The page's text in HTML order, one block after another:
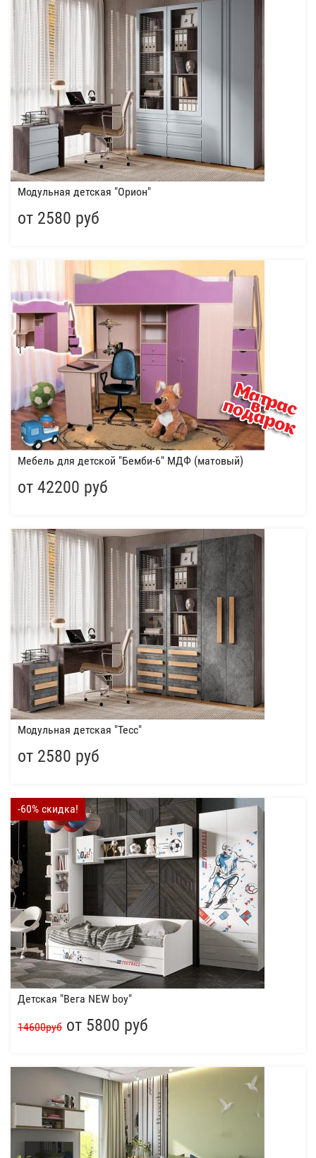
Модульная детская "Орион"
от 2580 руб
Мебель для детской "Бемби-6" МДФ (матовый)
от 42200 руб
Модульная детская "Тесс"
от 2580 руб
-60% скидка!
Детская "Вега NEW boy"
14600руб от 5800 руб